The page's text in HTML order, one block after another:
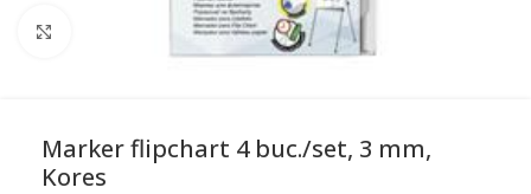
Marker flipchart 4 buc./set, 3 mm,
Kores